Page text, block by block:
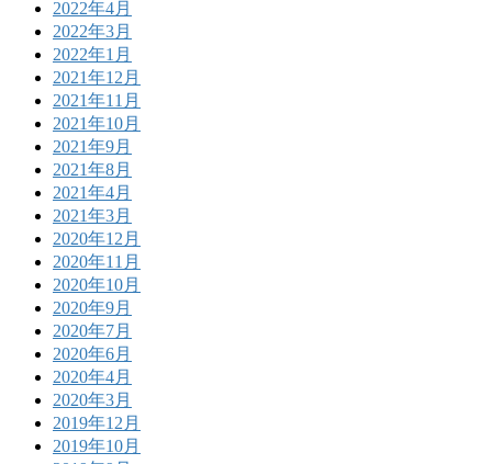
2022年4月
2022年3月
2022年1月
2021年12月
2021年11月
2021年10月
2021年9月
2021年8月
2021年4月
2021年3月
2020年12月
2020年11月
2020年10月
2020年9月
2020年7月
2020年6月
2020年4月
2020年3月
2019年12月
2019年10月